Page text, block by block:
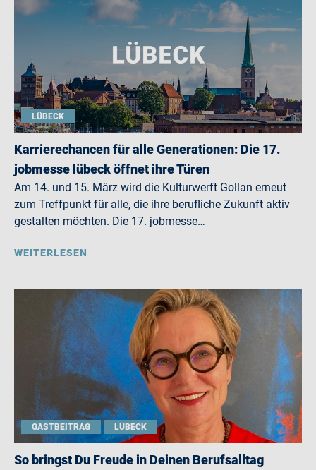
LÜBECK
Karrierechancen für alle Generationen: Die 17.
jobmesse lübeck öffnet ihre Türen
Am 14. und 15. März wird die Kulturwerft Gollan erneut
zum Treffpunkt für alle, die ihre berufliche Zukunft aktiv
gestalten möchten. Die 17. jobmesse…
WEITERLESEN
GASTBEITRAG LÜBECK
So bringst Du Freude in Deinen Berufsalltag